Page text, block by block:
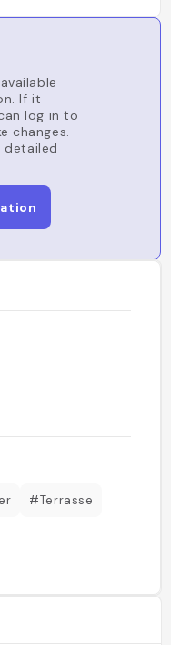
If it
log in to
changes.
detailed
#Terrasse